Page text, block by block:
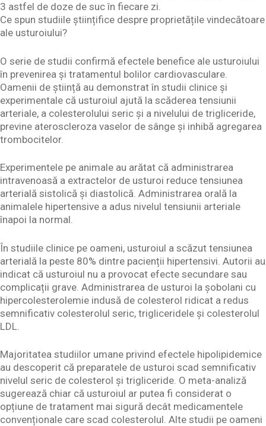
3 astfel de doze de suc în fiecare zi.
Ce spun studiile științifice despre proprietățile vindecătoare
ale usturoiului?
O serie de studii confirmă efectele benefice ale usturoiului
în prevenirea și tratamentul bolilor cardiovasculare.
Oamenii de știință au demonstrat în studii clinice și
experimentale că usturoiul ajută la scăderea tensiunii
arteriale, a colesterolului seric și a nivelului de trigliceride,
previne ateroscleroza vaselor de sânge și inhibă agregarea
trombocitelor.
Experimentele pe animale au arătat că administrarea
intravenoasă a extractelor de usturoi reduce tensiunea
arterială sistolică și diastolică. Administrarea orală la
animalele hipertensive a adus nivelul tensiunii arteriale
înapoi la normal.
În studiile clinice pe oameni, usturoiul a scăzut tensiunea
arterială la peste 80% dintre pacienții hipertensivi. Autorii au
indicat că usturoiul nu a provocat efecte secundare sau
complicații grave. Administrarea de usturoi la șobolani cu
hipercolesterolemie indusă de colesterol ridicat a redus
semnificativ colesterolul seric, trigliceridele și colesterolul
LDL.
Majoritatea studiilor umane privind efectele hipolipidemice
au descoperit că preparatele de usturoi scad semnificativ
nivelul seric de colesterol și trigliceride. O meta-analiză
sugerează chiar că usturoiul ar putea fi considerat o
opțiune de tratament mai sigură decât medicamentele
convenționale care scad colesterolul. Alte studii pe oameni